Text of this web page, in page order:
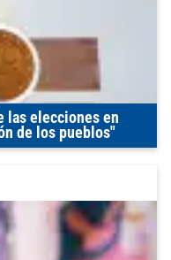
las elecciones en
de los pueblos"